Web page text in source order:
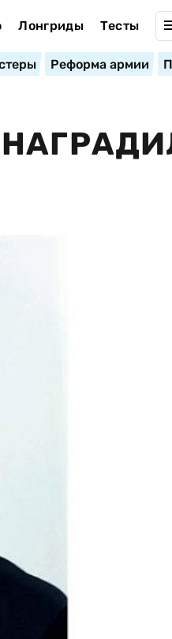
Лонгриды Тесты
Реформа армии